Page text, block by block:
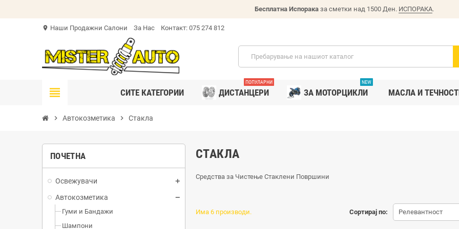
Бесплатна Испорака за сметки над 1500 Ден. ИСПОРАКА.
location_on Наши Продажни Салони За Нас Контакт: 075 274 812
view_headline СИТЕ КАТЕГОРИИ ДИСТАНЦЕРИ
ПОПУЛАРНИ
ЗА МОТОРЦИКЛИ
NEW
MАСЛА И
chevron_right Автокозметика chevron_right Стакла
ПОЧЕТНА
Освежувачи
Автокозметика
Гуми и Бандажи
Шампони
СТАКЛА
Средства за Чистење Стаклени Површини
Сортирај по: Релевантност
Има 6 производи.